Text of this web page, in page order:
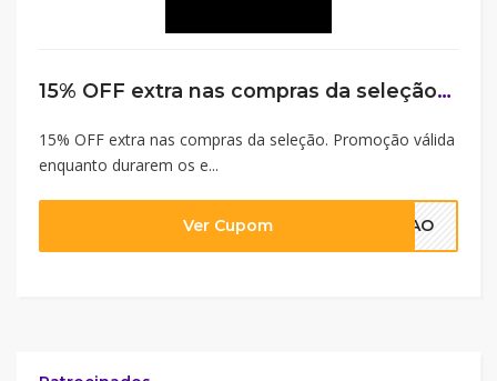
15% OFF extra nas compras da seleção. Promoção válida enquanto durarem os estoques em itens vendidos e entregues por Beleza na Web. Cupom aplicável somente via link trackeado.
15% OFF extra nas compras da seleção. Promoção válida
enquanto durarem os e...
Ver Cupom ECAO